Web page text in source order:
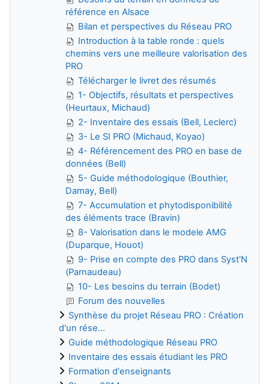
référence en Alsace
Bilan et perspectives du Réseau PRO
Introduction à la table ronde : quels
chemins vers une meilleure valorisation des
PRO
Télécharger le livret des résumés
1- Objectifs, résultats et perspectives
(Heurtaux, Michaud)
2- Inventaire des essais (Bell, Leclerc)
3- Le SI PRO (Michaud, Koyao)
4- Référencement des PRO en base de
données (Bell)
5- Guide méthodologique (Bouthier,
Damay, Bell)
7- Accumulation et phytodisponibilité
des éléments trace (Bravin)
8- Valorisation dans le modele AMG
(Duparque, Houot)
9- Prise en compte des PRO dans Syst'N
(Parnaudeau)
10- Les besoins du terrain (Bodet)
Forum des nouvelles
Synthèse du projet Réseau PRO : Création
d'un rése...
Guide méthodologique Réseau PRO
Inventaire des essais étudiant les PRO
Formation d'enseignants